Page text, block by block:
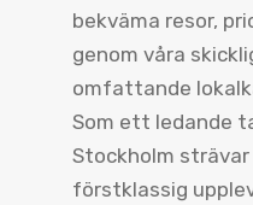
bekväma resor,
genom våra
omfattande
Som ett ledande
Stockholm
förstklassig